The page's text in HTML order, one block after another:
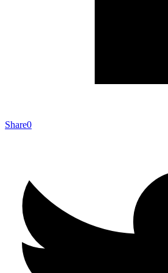
Share0